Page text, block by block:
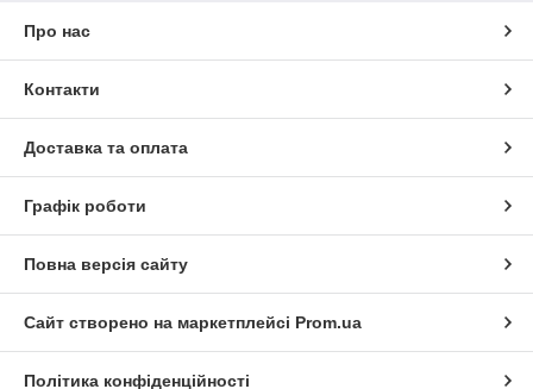
Про нас
Контакти
Доставка та оплата
Графік роботи
Повна версія сайту
Сайт створено на маркетплейсі Prom.ua
Політика конфіденційності